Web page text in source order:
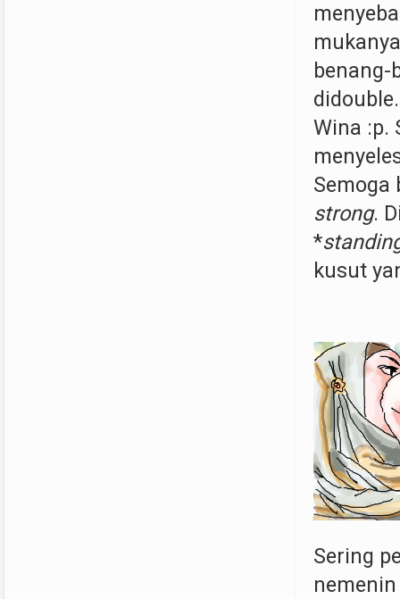
benang-
Wina :p.
Semoga
strong.
*
kusut
Sering